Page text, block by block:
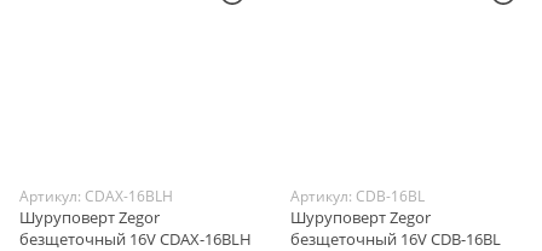
Артикул: CDAX-16BLH
Шуруповерт Zegor
безщеточный 16V CDAX-16BLH
Артикул: CDB-16BL
Шуруповерт Zegor
безщеточный 16V CDB-16BL